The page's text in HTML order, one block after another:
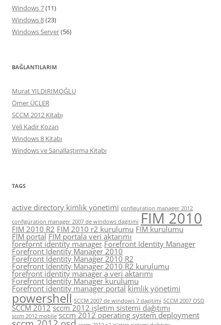
Windows 7(11)
Windows 8(23)
Windows Server(56)
BAĞLANTILARIM
Murat YILDIRIMOĞLU
Ömer ÜÇLER
SCCM 2012 Kitabı
Veli Kadir Kozan
Windows 8 Kitabı
Windows ve Sanallaştırma Kitabı
TAGS
active directory kimlik yönetimi configuration manager 2012
configüration manager 2007 de windows dagitimi FIM 2010
FIM 2010 R2 FIM 2010 r2 kurulumu FIM kurulumu
FIM portal FIM portala veri aktarımı
forefornt identity manager Forefront Identity Manager
Forefront Identity Manager 2010
Forefront Identity Manager 2010 R2
Forefront Identity Manager 2010 R2 kurulumu
forefront identity manager a veri aktarımı
Forefront Identity Manager kurulumu
Forefront identity manager portal kimlik yönetimi
powershell SCCM 2007 de windows 7 dagitimi SCCM 2007 OSD
SCCM 2012 sccm 2012 işletim sistemi dağıtımı
sccm 2012 mobile sccm 2012 operating system deployment